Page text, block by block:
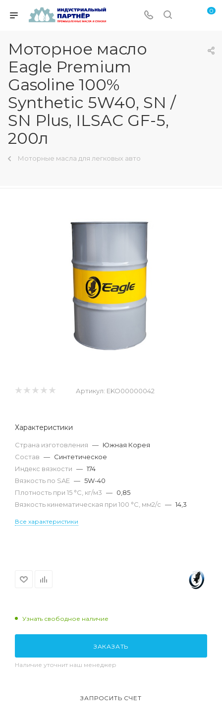
0
Моторное масло
Eagle Premium
Gasoline 100%
Synthetic 5W40, SN /
SN Plus, ILSAC GF-5,
200л
Моторные масла для легковых авто
Артикул: EKO00000042
Характеристики
Страна изготовления — Южная Корея
Состав — Синтетическое
Индекс вязкости — 174
Вязкость по SAE — 5W-40
Плотность при 15 °С, кг/м3 — 0,85
Вязкость кинематическая при 100 °С, мм2/с — 14,3
Все характеристики
Узнать свободное наличие
ЗАКАЗАТЬ
Наличие уточнит наш менеджер
ЗАПРОСИТЬ СЧЕТ